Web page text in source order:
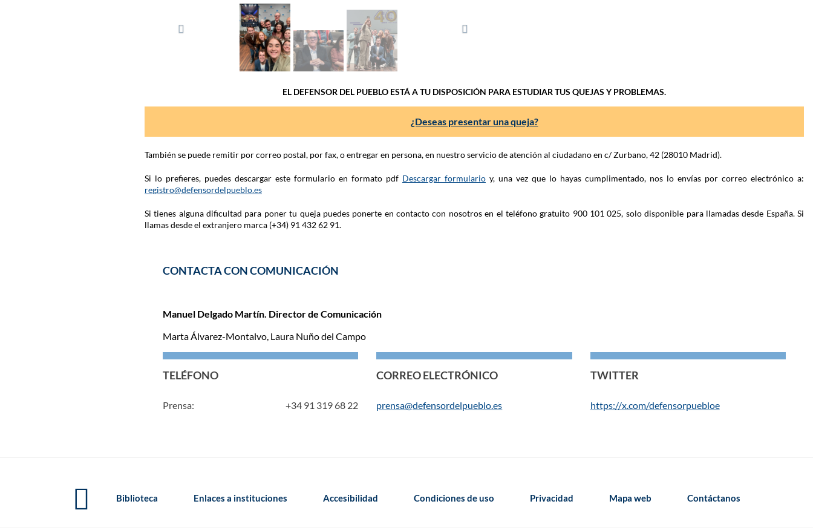
EL DEFENSOR DEL PUEBLO ESTÁ A TU DISPOSICIÓN PARA ESTUDIAR TUS QUEJAS Y PROBLEMAS.
¿Deseas presentar una queja?
También se puede remitir por correo postal, por fax, o entregar en persona, en nuestro servicio de atención al ciudadano en c/ Zurbano, 42 (28010 Madrid).
Si lo prefieres, puedes descargar este formulario en formato pdf Descargar formulario y, una vez que lo hayas cumplimentado, nos lo envías por correo electrónico a:
registro@defensordelpueblo.es
Si tienes alguna dificultad para poner tu queja puedes ponerte en contacto con nosotros en el teléfono gratuito 900 101 025, solo disponible para llamadas desde España. Si
llamas desde el extranjero marca (+34) 91 432 62 91.
CONTACTA CON COMUNICACIÓN
Manuel Delgado Martín. Director de Comunicación
Marta Álvarez-Montalvo, Laura Nuño del Campo
TELÉFONO
Prensa: +34 91 319 68 22
CORREO ELECTRÓNICO
prensa@defensordelpueblo.es
TWITTER
https://x.com/defensorpuebloe
Biblioteca Enlaces a instituciones Accesibilidad Condiciones de uso Privacidad Mapa web Contáctanos